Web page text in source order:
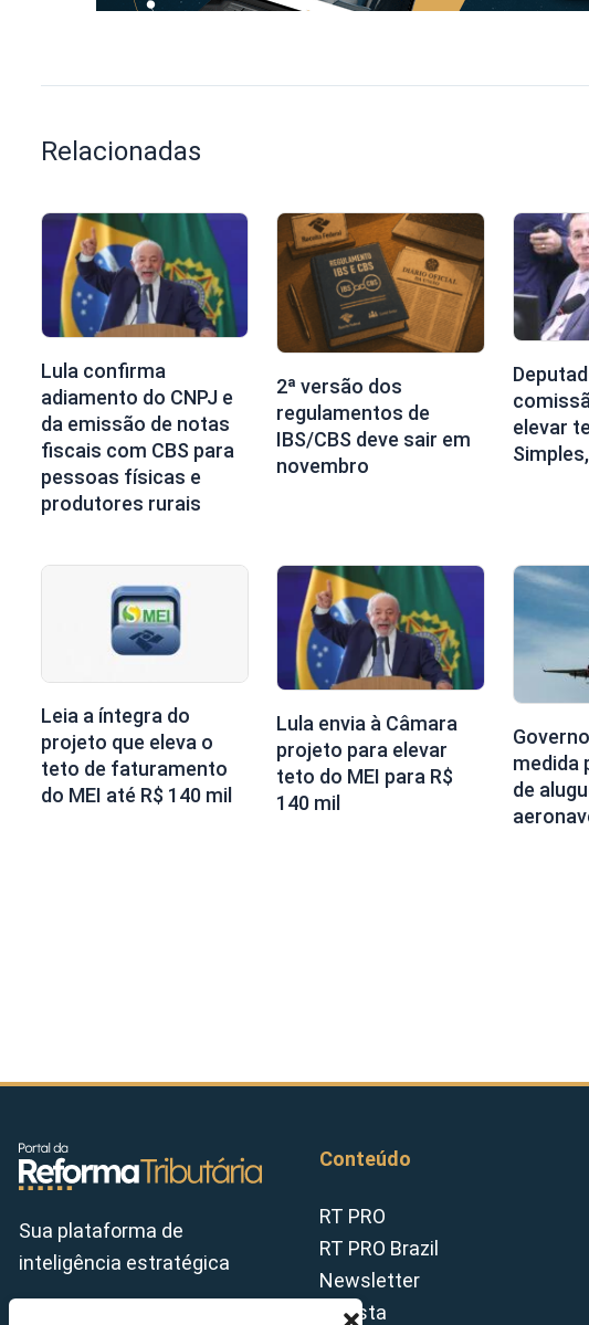
Relacionadas
Lula confirma
adiamento do CNPJ e
da emissão de notas
fiscais com CBS para
pessoas físicas e
produtores rurais
2ª versão dos
regulamentos de
IBS/CBS deve sair em
novembro
elevar
Leia a íntegra do
projeto que eleva o
teto de faturamento
do MEI até R$ 140 mil
Lula envia à Câmara
projeto para elevar
teto do MEI para R$
140 mil
medida
de
Sua plataforma de
inteligência estratégica
Conteúdo
RT PRO
RT PRO Brazil
Newsletter
Revista